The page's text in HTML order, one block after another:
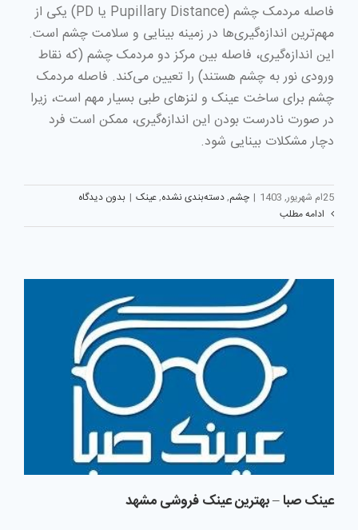
فاصله مردمک چشم (Pupillary Distance یا PD) یکی از
مهم‌ترین اندازه‌گیری‌ها در زمینه بینایی و سلامت چشم است.
این اندازه‌گیری، فاصله بین مرکز دو مردمک چشم (که نقاط
ورودی نور به چشم هستند) را تعیین می‌کند. فاصله مردمک
چشم برای ساخت عینک و لنزهای طبی بسیار مهم است، زیرا
در صورت نادرست بودن این اندازه‌گیری، ممکن است فرد
دچار مشکلات بینایی شود.
25ام شهریور, 1403 | چشم,دسته‌بندی نشده,عینک | بدون دیدگاه
ادامه مطلب
عینک صبا – بهترین عینک فروشی مشهد